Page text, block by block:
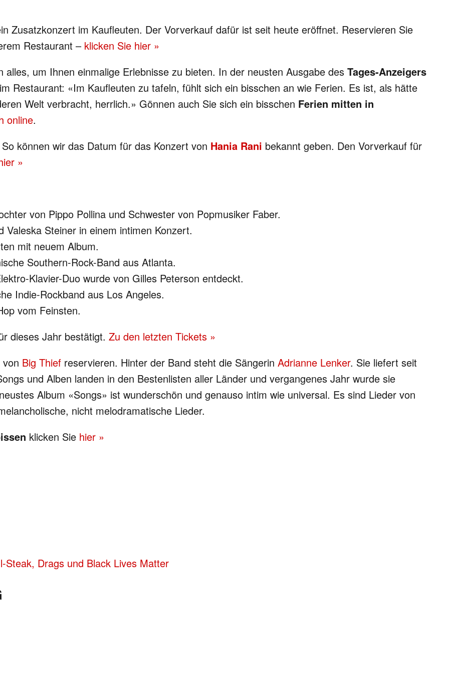
Zusatzkonzert im Kaufleuten. Der Vorverkauf dafür ist seit heute eröffnet. Reservieren Sie
Restaurant – klicken Sie hier »
um Ihnen einmalige Erlebnisse zu bieten. In der neusten Ausgabe des Tages-Anzeigers
Restaurant: «Im Kaufleuten zu tafeln, fühlt sich ein bisschen an wie Ferien. Es ist, als hätte
Welt verbracht, herrlich.» Gönnen auch Sie sich ein bisschen Ferien mitten in
online.
können wir das Datum für das Konzert von Hania Rani bekannt geben. Den Vorverkauf für
»
von Pippo Pollina und Schwester von Popmusiker Faber.
Steiner in einem intimen Konzert.
mit neuem Album.
Southern-Rock-Band aus Atlanta.
Klavier-Duo wurde von Gilles Peterson entdeckt.
Indie-Rockband aus Los Angeles.
vom Feinsten.
dieses Jahr bestätigt. Zu den letzten Tickets »
Big Thief reservieren. Hinter der Band steht die Sängerin Adrianne Lenker. Sie liefert seit
und Alben landen in den Bestenlisten aller Länder und vergangenes Jahr wurde sie
Album «Songs» ist wunderschön und genauso intim wie universal. Es sind Lieder von
nicht melodramatische Lieder.
klicken Sie hier »
Steak, Drags und Black Lives Matter